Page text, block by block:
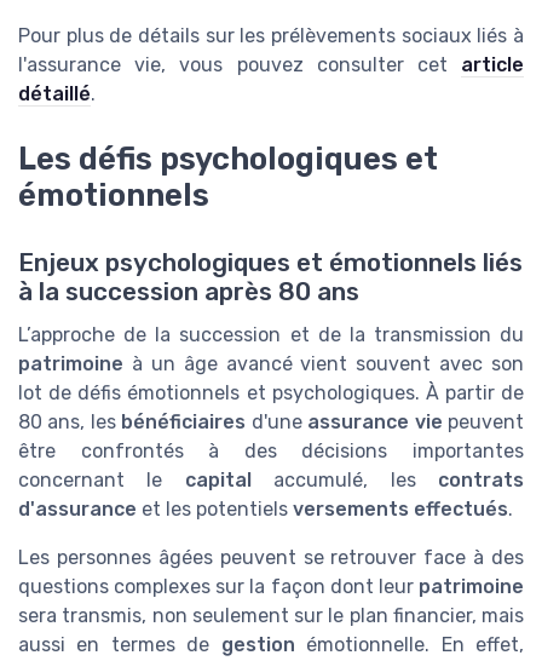
Pour plus de détails sur les prélèvements sociaux liés à
l'assurance vie, vous pouvez consulter cet article
détaillé.
Les défis psychologiques et
émotionnels
Enjeux psychologiques et émotionnels liés
à la succession après 80 ans
L’approche de la succession et de la transmission du
patrimoine à un âge avancé vient souvent avec son
lot de défis émotionnels et psychologiques. À partir de
80 ans, les bénéficiaires d'une assurance vie peuvent
être confrontés à des décisions importantes
concernant le capital accumulé, les contrats
d'assurance et les potentiels versements effectués.
Les personnes âgées peuvent se retrouver face à des
questions complexes sur la façon dont leur patrimoine
sera transmis, non seulement sur le plan financier, mais
aussi en termes de gestion émotionnelle. En effet,